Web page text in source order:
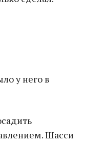
у него в
Шасси